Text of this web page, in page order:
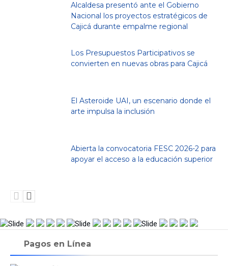
Alcaldesa presentó ante el Gobierno
Nacional los proyectos estratégicos de
Cajicá durante empalme regional
Los Presupuestos Participativos se
convierten en nuevas obras para Cajicá
El Asteroide UAI, un escenario donde el
arte impulsa la inclusión
Abierta la convocatoria FESC 2026-2 para
apoyar el acceso a la educación superior
Pagos en Línea